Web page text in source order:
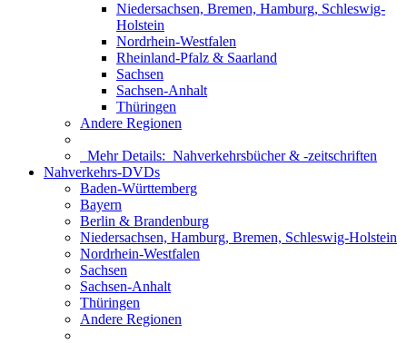
Niedersachsen, Bremen, Hamburg, Schleswig-
Holstein
Nordrhein-Westfalen
Rheinland-Pfalz & Saarland
Sachsen
Sachsen-Anhalt
Thüringen
Andere Regionen
Mehr Details: Nahverkehrsbücher & -zeitschriften
Nahverkehrs-DVDs
Baden-Württemberg
Bayern
Berlin & Brandenburg
Niedersachsen, Hamburg, Bremen, Schleswig-Holstein
Nordrhein-Westfalen
Sachsen
Sachsen-Anhalt
Thüringen
Andere Regionen